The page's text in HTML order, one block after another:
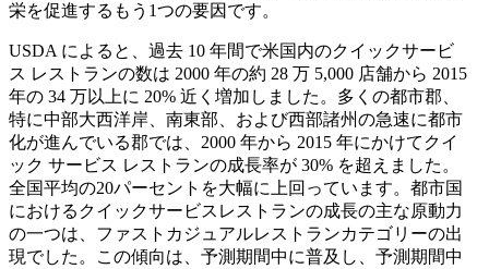
栄を促進するもう1つの要因です。
USDA によると、過去 10 年間で米国内のクイックサービ
ス レストランの数は 2000 年の約 28 万 5,000 店舗から 2015
年の 34 万以上に 20% 近く増加しました。多くの都市郡、
特に中部大西洋岸、南東部、および西部諸州の急速に都市
化が進んでいる郡では、2000 年から 2015 年にかけてクイ
ック サービス レストランの成長率が 30% を超えました。
全国平均の20パーセントを大幅に上回っています。都市国
におけるクイックサービスレストランの成長の主な原動力
の一つは、ファストカジュアルレストランカテゴリーの出
現でした。この傾向は、予測期間中に普及し、予測期間中